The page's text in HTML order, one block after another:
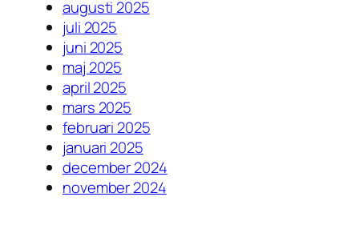
augusti 2025
juli 2025
juni 2025
maj 2025
april 2025
mars 2025
februari 2025
januari 2025
december 2024
november 2024